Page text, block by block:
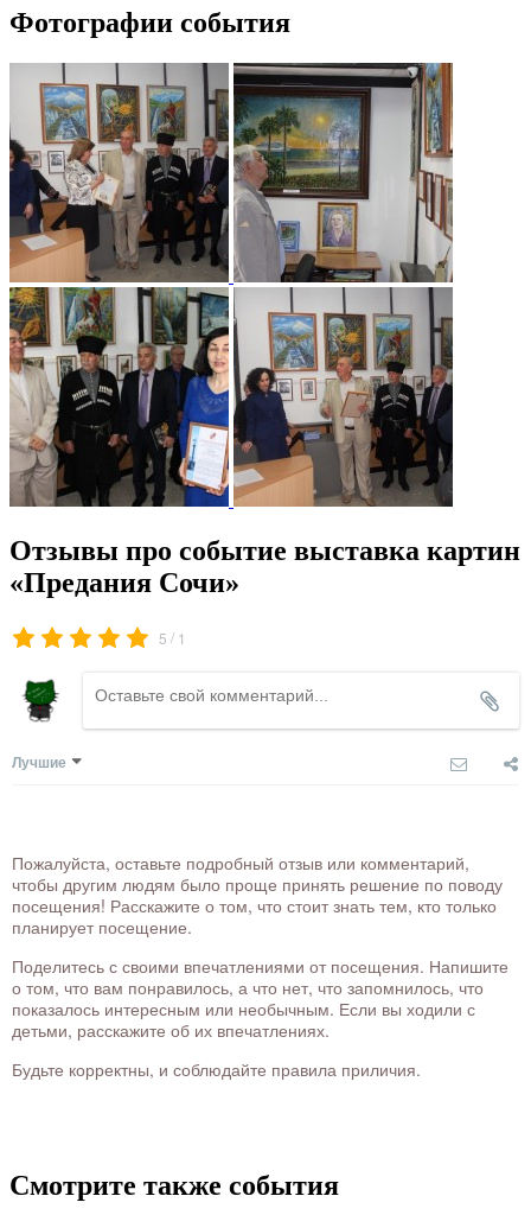
Фотографии события
Отзывы про событие выставка картин
«Предания Сочи»
5 / 1
Лучшие
Пожалуйста, оставьте подробный отзыв или комментарий,
чтобы другим людям было проще принять решение по поводу
посещения! Расскажите о том, что стоит знать тем, кто только
планирует посещение.
Поделитесь с своими впечатлениями от посещения. Напишите
о том, что вам понравилось, а что нет, что запомнилось, что
показалось интересным или необычным. Если вы ходили с
детьми, расскажите об их впечатлениях.
Будьте корректны, и соблюдайте правила приличия.
Смотрите также события